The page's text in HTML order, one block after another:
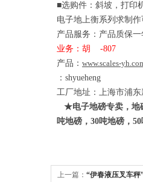
■选购件：斜坡，打印
电子地上衡系列求制
产品服务：产品质保
业务：胡
-807
产品： www.scales-
： shyueheng
工厂地址：上海市浦
★电子地磅专卖，地
吨地磅， 30吨地磅， 50
上一篇： “伊春液压叉车秤